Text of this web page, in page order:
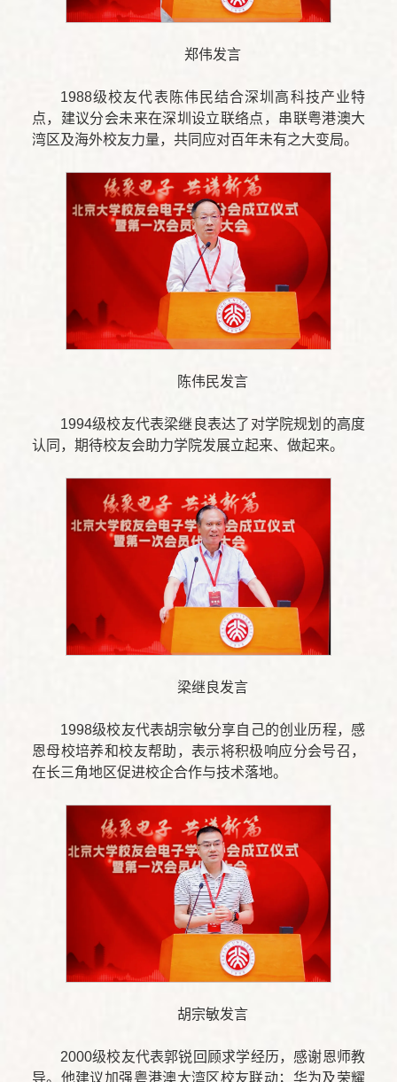
郑伟发言
1988级校友代表陈伟民结合深圳高科技产业特
点，建议分会未来在深圳设立联络点，串联粤港澳大
湾区及海外校友力量，共同应对百年未有之大变局。
陈伟民发言
1994级校友代表梁继良表达了对学院规划的高度
认同，期待校友会助力学院发展立起来、做起来。
梁继良发言
1998级校友代表胡宗敏分享自己的创业历程，感
恩母校培养和校友帮助，表示将积极响应分会号召，
在长三角地区促进校企合作与技术落地。
胡宗敏发言
2000级校友代表郭锐回顾求学经历，感谢恩师教
导。他建议加强粤港澳大湾区校友联动；华为及荣耀